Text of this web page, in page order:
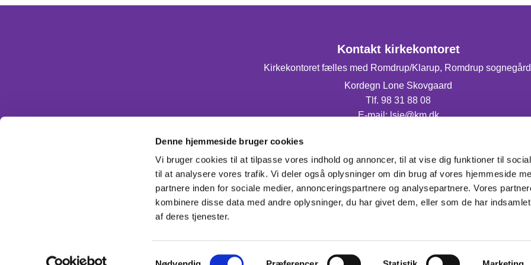
Denne hjemmeside bruger cookies
Vi bruger cookies til at tilpasse vores indhold og annoncer, til at vise dig funktioner til
til at analysere vores trafik. Vi deler også oplysninger om din brug af vores hjemmeside
partnere inden for sociale medier, annonceringspartnere og analysepartnere. Vores
kombinere disse data med andre oplysninger, du har givet dem, eller som de har
af deres tjenester.
Samtykkevalg
Kontakt kirkekontoret
Kirkekontoret fælles med Romdrup/Klarup, Romdrup
Kordegn Lone Skovgaard
Tlf. 98 31 88 08
E-mail: lsje@km.dk